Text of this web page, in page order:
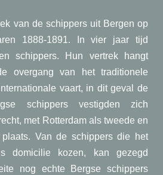
van de schippers uit Bergen op
1888-1891. In vier jaar tijd
schippers. Hun vertrek hangt
overgang van het traditionele
vaart, in dit geval de
schippers vestigden zich
met Rotterdam als tweede en
Van de schippers die het
domicilie kozen, kan gezegd
nog echte Bergse schippers